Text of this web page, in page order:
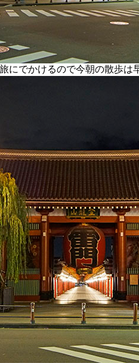
でかけるので今朝の散歩は